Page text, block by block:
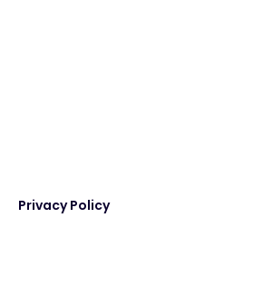
Privacy Policy